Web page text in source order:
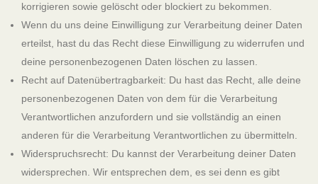
korrigieren sowie gelöscht oder blockiert zu bekommen.
Wenn du uns deine Einwilligung zur Verarbeitung deiner Daten
erteilst, hast du das Recht diese Einwilligung zu widerrufen und
deine personenbezogenen Daten löschen zu lassen.
Recht auf Datenübertragbarkeit: Du hast das Recht, alle deine
personenbezogenen Daten von dem für die Verarbeitung
Verantwortlichen anzufordern und sie vollständig an einen
anderen für die Verarbeitung Verantwortlichen zu übermitteln.
Widerspruchsrecht: Du kannst der Verarbeitung deiner Daten
widersprechen. Wir entsprechen dem, es sei denn es gibt
DIESER BETRIEB IST MITGLIED IM
KONTAKT